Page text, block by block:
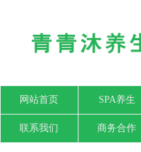
网站首页 SPA养生
联系我们 商务合作